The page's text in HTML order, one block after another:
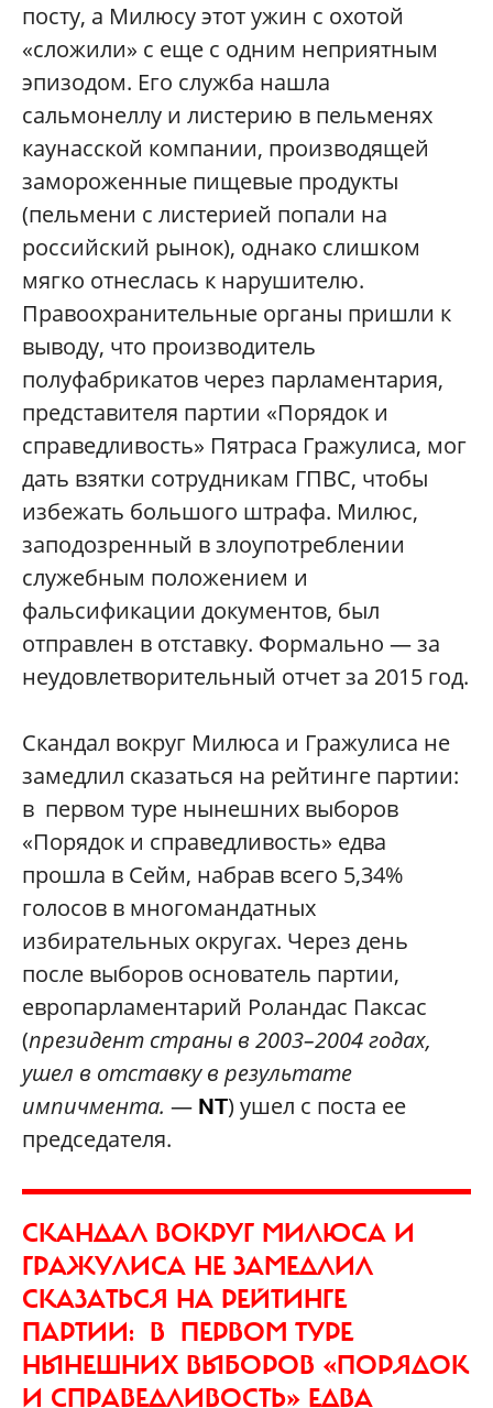
посту, а Милюсу этот ужин с охотой
«сложили» с еще с одним неприятным
эпизодом. Его служба нашла
сальмонеллу и листерию в пельменях
каунасской компании, производящей
замороженные пищевые продукты
(пельмени с листерией попали на
российский рынок), однако слишком
мягко отнеслась к нарушителю.
Правоохранительные органы пришли к
выводу, что производитель
полуфабрикатов через парламентария,
представителя партии «Порядок и
справедливость» Пятраса Гражулиса, мог
дать взятки сотрудникам ГПВС, чтобы
избежать большого штрафа. Милюс,
заподозренный в злоупотреблении
служебным положением и
фальсификации документов, был
отправлен в отставку. Формально — за
неудовлетворительный отчет за 2015 год.
Скандал вокруг Милюса и Гражулиса не
замедлил сказаться на рейтинге партии:
в первом туре нынешних выборов
«Порядок и справедливость» едва
прошла в Сейм, набрав всего 5,34%
голосов в многомандатных
избирательных округах. Через день
после выборов основатель партии,
европарламентарий Роландас Паксас
(президент страны в 2003–2004годах,
ушел в отставку в результате
импичмента. — NT) ушел с поста ее
председателя.
СКАНДАЛ ВОКРУГ МИЛЮСА И
ГРАЖУЛИСА НЕ ЗАМЕДЛИЛ
СКАЗАТЬСЯ НА РЕЙТИНГЕ
ПАРТИИ: В ПЕРВОМ ТУРЕ
НЫНЕШНИХ ВЫБОРОВ «ПОРЯДОК
И СПРАВЕДЛИВОСТЬ» ЕДВА